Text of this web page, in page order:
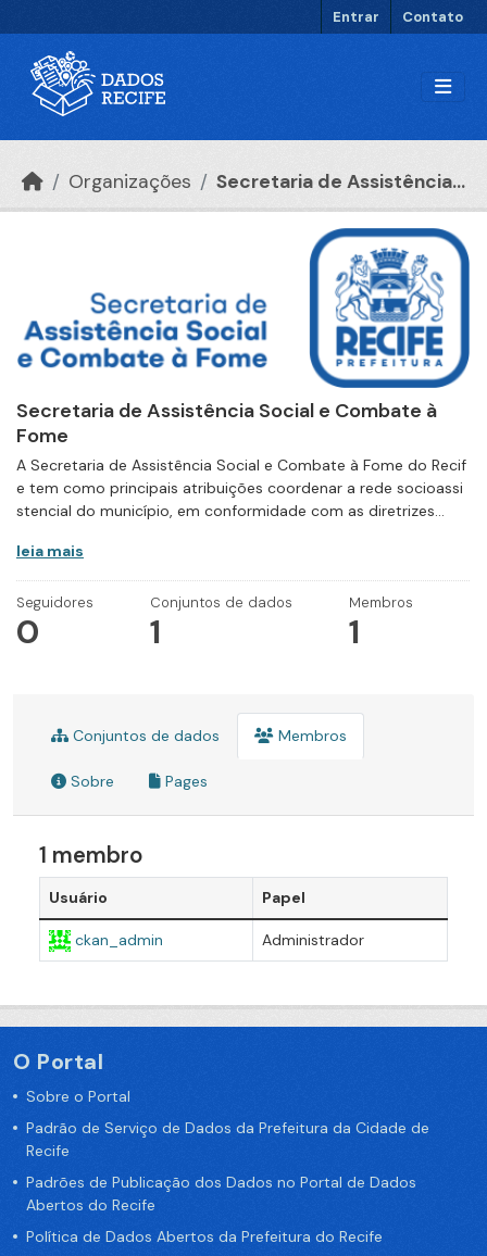
Entrar Contato
Organizações Secretaria de Assistência...
Secretaria de Assistência Social e Combate à
Fome
A Secretaria de Assistência Social e Combate à Fome do Recif
e tem como principais atribuições coordenar a rede socioassi
stencial do município, em conformidade com as diretrizes...
leia mais
Seguidores
0
Conjuntos de dados
1
Membros
1
Conjuntos de dados Membros
Sobre Pages
1 membro
Usuário Papel
ckan_admin Administrador
O Portal
Sobre o Portal
Padrão de Serviço de Dados da Prefeitura da Cidade de
Recife
Padrões de Publicação dos Dados no Portal de Dados
Abertos do Recife
Política de Dados Abertos da Prefeitura do Recife